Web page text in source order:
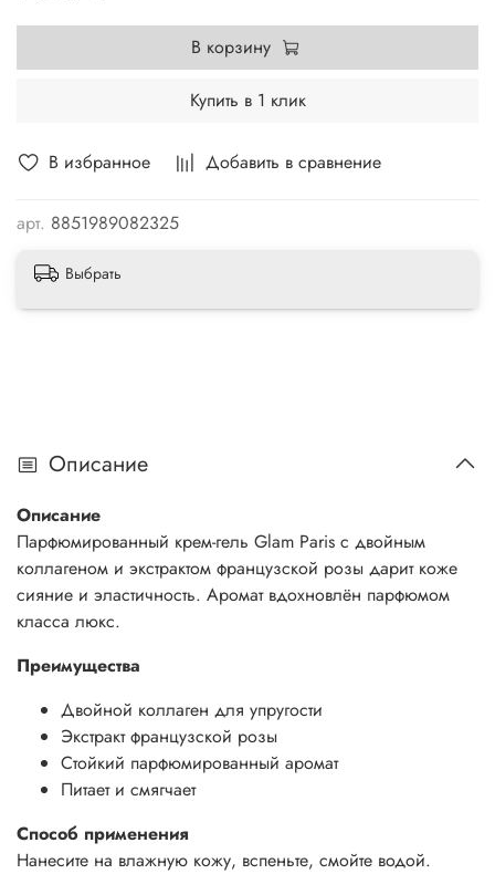
В избранное Добавить в сравнение
арт. 8851989082325
В корзину
Купить в 1 клик
Выбрать
Описание
Описание
Парфюмированный крем-гель Glam Paris с двойным
коллагеном и экстрактом французской розы дарит коже
сияние и эластичность. Аромат вдохновлён парфюмом
класса люкс.
Преимущества
Двойной коллаген для упругости
Экстракт французской розы
Стойкий парфюмированный аромат
Питает и смягчает
Способ применения
Нанесите на влажную кожу, вспеньте, смойте водой.